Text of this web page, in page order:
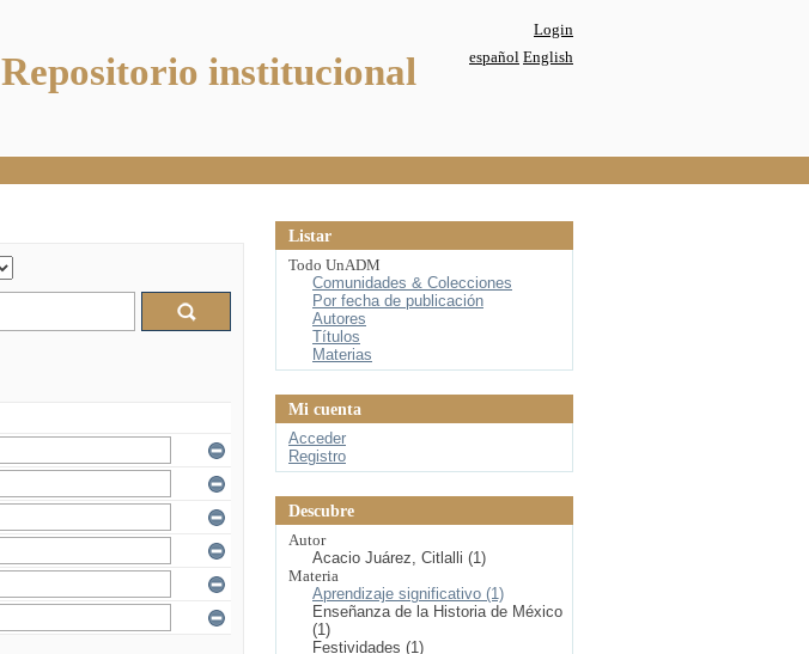
Repositorio institucional
Login
español English
Listar
Todo UnADM
Comunidades & Colecciones
Por fecha de publicación
Autores
Títulos
Materias
Mi cuenta
Acceder
Registro
Descubre
Autor
Acacio Juárez, Citlalli (1)
Materia
Aprendizaje significativo (1)
Enseñanza de la Historia de México
(1)
Festividades (1)